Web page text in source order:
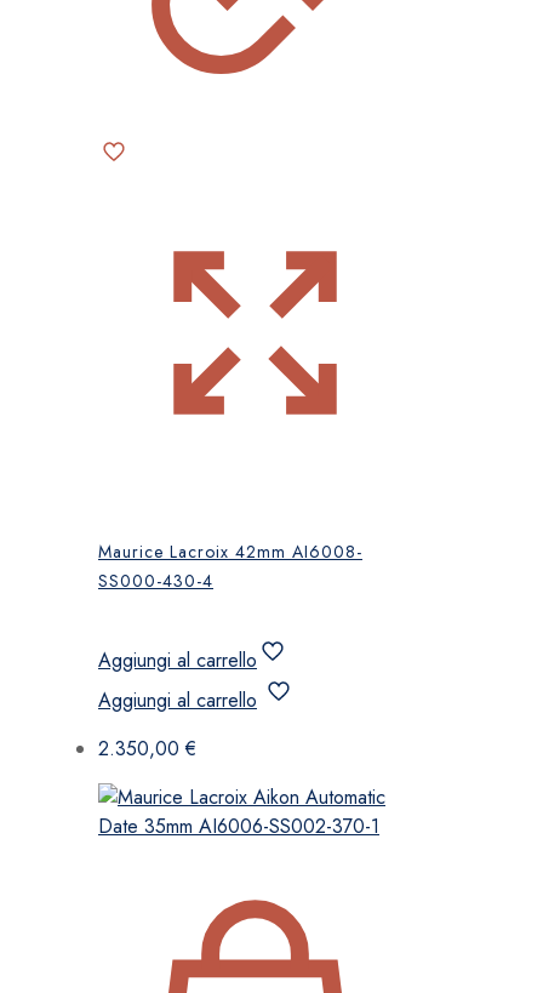
Maurice Lacroix 42mm AI6008-
SS000-430-4
Aggiungi al carrello
Aggiungi al carrello
2.350,00€